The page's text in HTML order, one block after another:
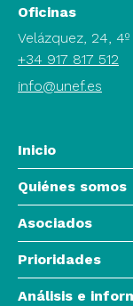
Oficinas
Velázquez, 24,
+34 917 817 512
info@unef.es
Inicio
Quiénes somos
Asociados
Prioridades
Análisis e